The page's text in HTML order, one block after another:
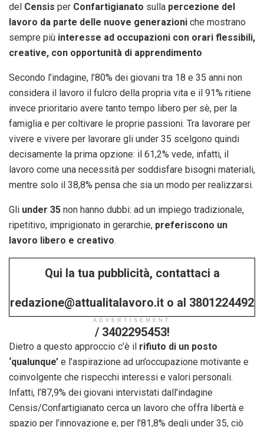
del Censis per Confartigianato sulla percezione del
lavoro da parte delle nuove generazioni che mostrano
sempre più interesse ad occupazioni con orari flessibili,
creative, con opportunità di apprendimento
Secondo l’indagine, l’80% dei giovani tra 18 e 35 anni non
considera il lavoro il fulcro della propria vita e il 91% ritiene
invece prioritario avere tanto tempo libero per sè, per la
famiglia e per coltivare le proprie passioni. Tra lavorare per
vivere e vivere per lavorare gli under 35 scelgono quindi
decisamente la prima opzione: il 61,2% vede, infatti, il
lavoro come una necessità per soddisfare bisogni materiali,
mentre solo il 38,8% pensa che sia un modo per realizzarsi.
Gli under 35 non hanno dubbi: ad un impiego tradizionale,
ripetitivo, imprigionato in gerarchie, preferiscono un
lavoro libero e creativo.
Qui la tua pubblicità, contattaci a
redazione@attualitalavoro.it o al 3801224492
/ 3402295453!
ADVERTISEMENT
Dietro a questo approccio c’è il rifiuto di un posto
‘qualunque’ e l’aspirazione ad un’occupazione motivante e
coinvolgente che rispecchi interessi e valori personali.
Infatti, l’87,9% dei giovani intervistati dall’indagine
Censis/Confartigianato cerca un lavoro che offra libertà e
spazio per l’innovazione e, per l’81,8% degli under 35, ciò